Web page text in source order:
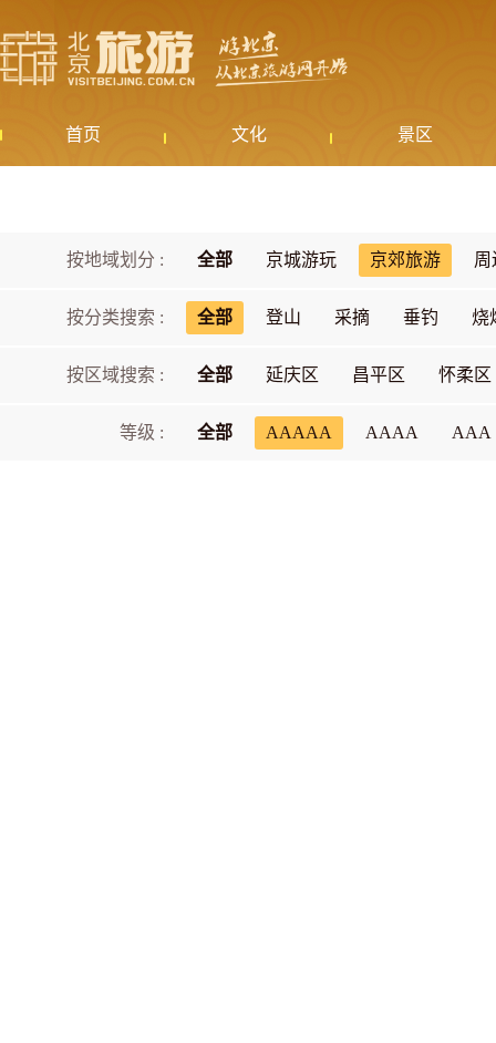
首页 文化 景区
按地域划分 : 全部 京城游玩 京郊旅游 周
按分类搜索 : 全部 登山 采摘 垂钓 烧
按区域搜索 : 全部 延庆区 昌平区 怀柔区
等级 : 全部 AAAAA AAAA AAA